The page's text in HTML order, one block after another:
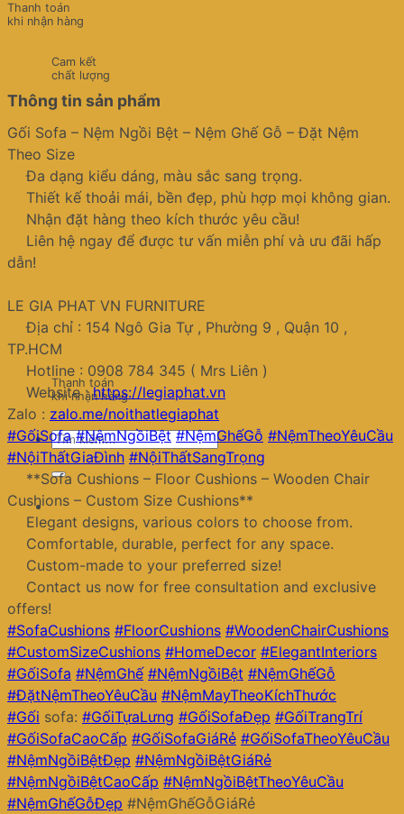
Cam kết
chất lượng
Thanh toán
khi nhận hàng
Tìm
kiếm:
Thanh toán
khi nhận hàng
Thông tin sản phẩm
Gối Sofa – Nệm Ngồi Bệt – Nệm Ghế Gỗ – Đặt Nệm
Theo Size
Đa dạng kiểu dáng, màu sắc sang trọng.
Thiết kế thoải mái, bền đẹp, phù hợp mọi không gian.
Nhận đặt hàng theo kích thước yêu cầu!
Liên hệ ngay để được tư vấn miễn phí và ưu đãi hấp
dẫn!
LE GIA PHAT VN FURNITURE
Địa chỉ : 154 Ngô Gia Tự , Phường 9 , Quận 10 ,
TP.HCM
Hotline : 0908 784 345 ( Mrs Liên )
Website :https://legiaphat.vn
Zalo : zalo.me/noithatlegiaphat
#GốiSofa #NệmNgồiBệt #NệmGhếGỗ #NệmTheoYêuCầu
#NộiThấtGiaĐình #NộiThấtSangTrọng
**Sofa Cushions – Floor Cushions – Wooden Chair
Cushions – Custom Size Cushions**
Elegant designs, various colors to choose from.
Comfortable, durable, perfect for any space.
Custom-made to your preferred size!
Contact us now for free consultation and exclusive
offers!
#SofaCushions #FloorCushions #WoodenChairCushions
#CustomSizeCushions #HomeDecor #ElegantInteriors
#GốiSofa #NệmGhế #NệmNgồiBệt #NệmGhếGỗ
#ĐặtNệmTheoYêuCầu #NệmMayTheoKíchThước
#Gối sofa: #GốiTựaLưng #GốiSofaĐẹp #GốiTrangTrí
#GốiSofaCaoCấp #GốiSofaGiáRẻ #GốiSofaTheoYêuCầu
#NệmNgồiBệtĐẹp #NệmNgồiBệtGiáRẻ
#NệmNgồiBệtCaoCấp #NệmNgồiBệtTheoYêuCầu
#NệmGhếGỗĐẹp #NệmGhếGỗGiáRẻ